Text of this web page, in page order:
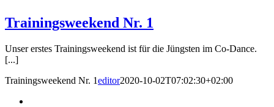
Trainingsweekend Nr. 1
Unser erstes Trainingsweekend ist für die Jüngsten im Co-Dance.
[...]
Trainingsweekend Nr. 1editor2020-10-02T07:02:30+02:00